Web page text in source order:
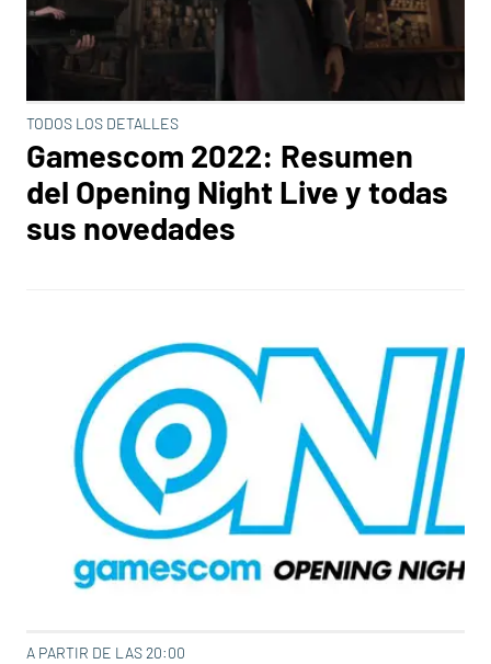
TODOS LOS DETALLES
Gamescom 2022: Resumen
del Opening Night Live y todas
sus novedades
A PARTIR DE LAS 20:00